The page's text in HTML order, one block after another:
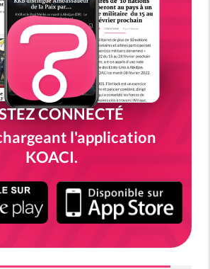
CONNECTÉ
l'application
KOACI.